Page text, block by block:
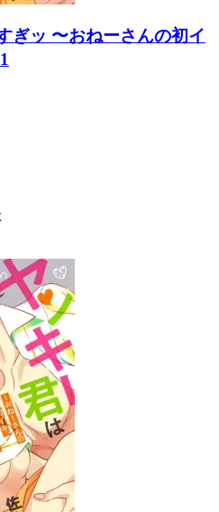
ぎッ 〜おねーさんの初イ